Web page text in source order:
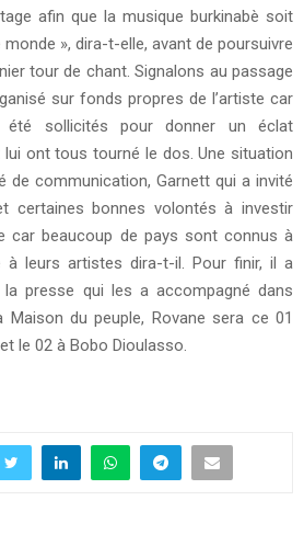
afin que la musique burkinabè soit
», dira-t-elle, avant de poursuivre
tour de chant. Signalons au passage
sur fonds propres de l’artiste car
sollicités pour donner un éclat
lui ont tous tourné le dos. Une situation
de communication, Garnett qui a invité
certaines bonnes volontés à investir
car beaucoup de pays sont connus à
à leurs artistes dira-t-il. Pour finir, il a
la presse qui les a accompagné dans
du peuple, Rovane sera ce 01
le 02 à Bobo Dioulasso.